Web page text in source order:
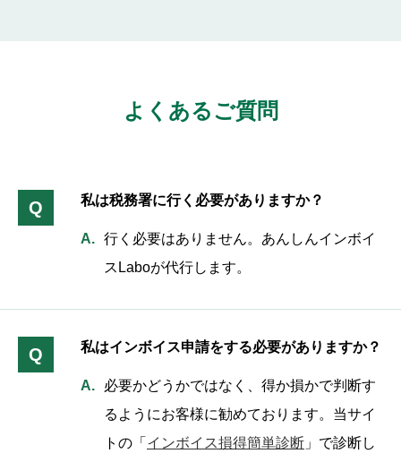
よくあるご質問
Q 私は税務署に行く必要がありますか？
行く必要はありません。あんしんインボイ
スLaboが代行します。
Q 私はインボイス申請をする必要がありますか？
必要かどうかではなく、得か損かで判断す
るようにお客様に勧めております。当サイ
トの「 インボイス損得簡単診断 」で診断し